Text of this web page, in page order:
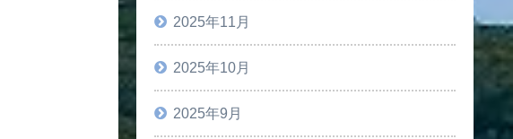
2025年11月
2025年10月
2025年9月